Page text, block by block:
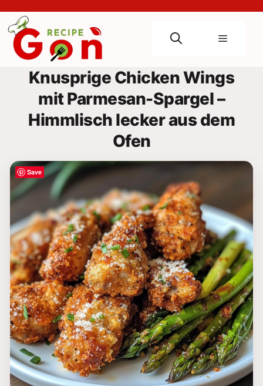
content
Menu
Knusprige Chicken Wings
mit Parmesan-Spargel –
Himmlisch lecker aus dem
Ofen
Save